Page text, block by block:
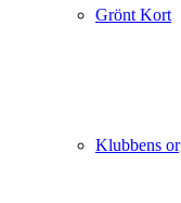
Grönt Kort
Klubbens